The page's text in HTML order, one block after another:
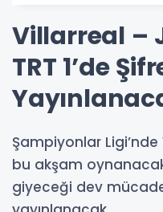
Villarreal –
TRT 1’de
Şampiyonlar
bu akşam
giyeceği dev